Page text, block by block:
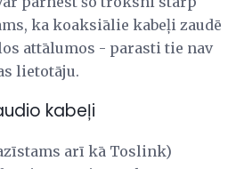
ka koaksiālie kabeļi zaudē
attālumos - parasti tie nav
lietotāju.
kabeļi
arī kā Toslink)